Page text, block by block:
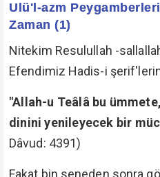
Ulü'l-azm
Zaman (1)
Nitekim Resulullah -
Efendimiz Hadis-i
"Allah-u Teâlâ bu
dinini yenileyecek bir
Dâvud: 4391)
Fakat bin seneden sonra